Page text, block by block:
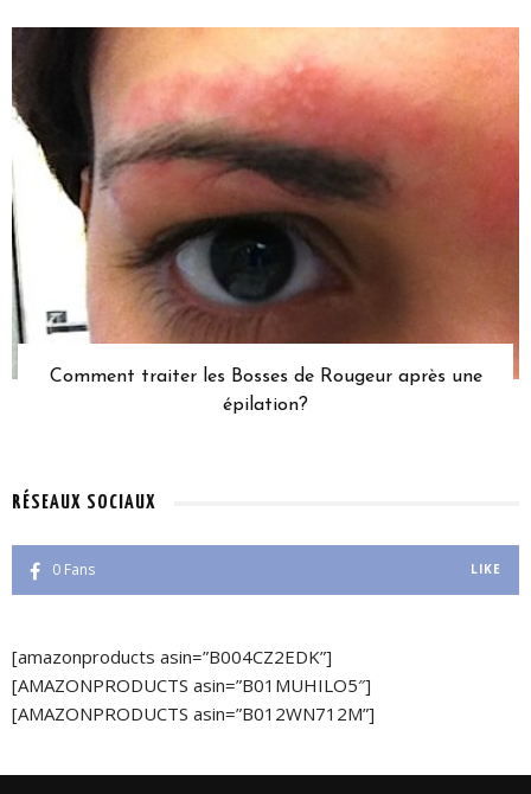
Comment traiter les Bosses de Rougeur après une
épilation?
RÉSEAUX SOCIAUX
0 Fans LIKE
[amazonproducts asin=”B004CZ2EDK”]
[AMAZONPRODUCTS asin=”B01MUHILO5″]
[AMAZONPRODUCTS asin=”B012WN712M”]